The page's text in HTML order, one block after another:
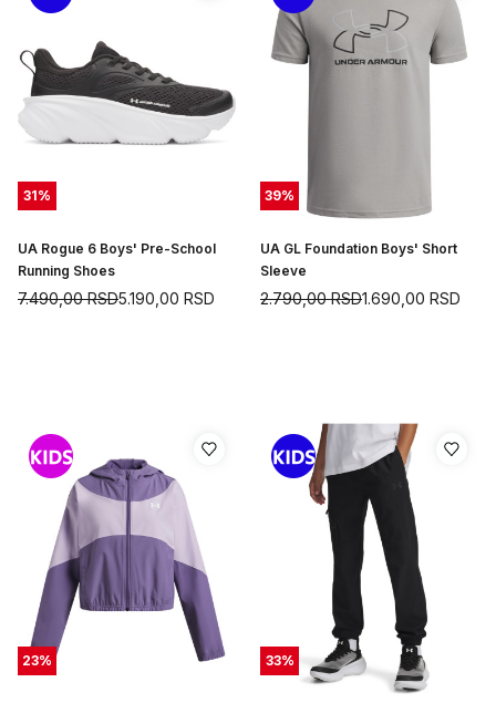
31%
UA Rogue 6 Boys' Pre-School
Running Shoes
5.190,00 RSD
7.490,00RSD
39%
UA GL Foundation Boys' Short
Sleeve
1.690,00 RSD
2.790,00RSD
23% 33%